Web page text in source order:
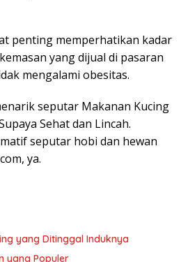
penting memperhatikan kadar
yang dijual di pasaran
mengalami obesitas.
seputar Makanan Kucing
Sehat dan Lincah.
seputar hobi dan hewan
ya.
yang Ditinggal Induknya
yang Populer